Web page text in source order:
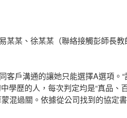
某、徐某某（聯絡接觸彭師長教
戶溝通的讓她只能選擇A選項。“
學歷的人，每次判定均是“真品、
混過關。依據從公司找到的協定